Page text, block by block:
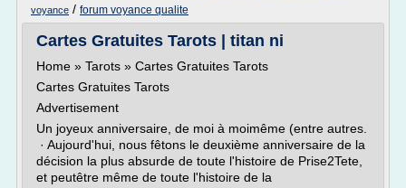
voyance / forum voyance qualite
Cartes Gratuites Tarots | titan ni
Home » Tarots » Cartes Gratuites Tarots
Cartes Gratuites Tarots
Advertisement
Un joyeux anniversaire, de moi à moimême (entre autres.
· Aujourd'hui, nous fêtons le deuxième anniversaire de la
décision la plus absurde de toute l'histoire de Prise2Tete,
et peutêtre même de toute l'histoire de la